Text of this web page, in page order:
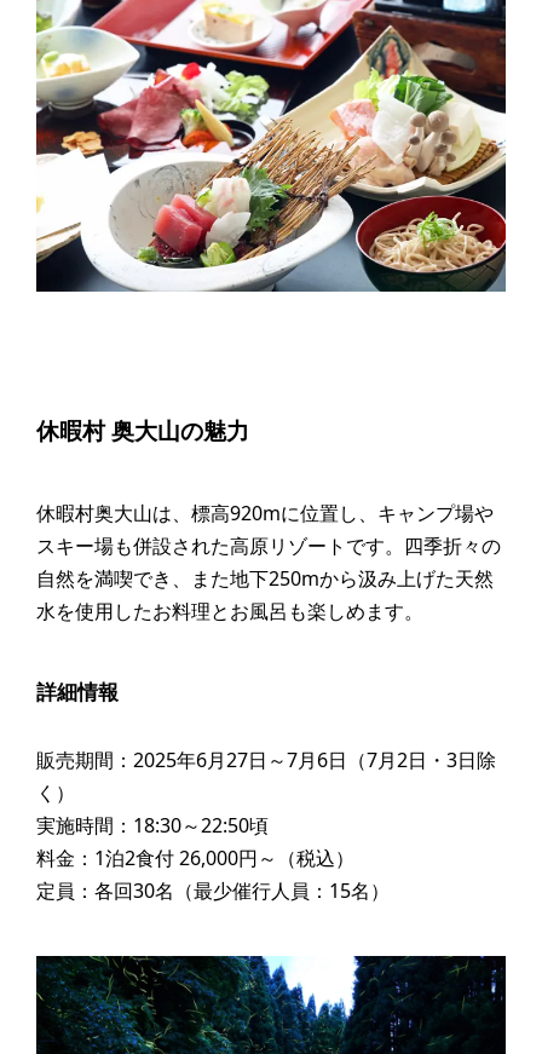
休暇村 奥大山の魅力
休暇村奥大山は、標高920mに位置し、キャンプ場や
スキー場も併設された高原リゾートです。四季折々の
自然を満喫でき、また地下250mから汲み上げた天然
水を使用したお料理とお風呂も楽しめます。
詳細情報
販売期間：2025年6月27日～7月6日（7月2日・3日除
く）
実施時間：18:30～22:50頃
料金：1泊2食付 26,000円～（税込）
定員：各回30名（最少催行人員：15名）